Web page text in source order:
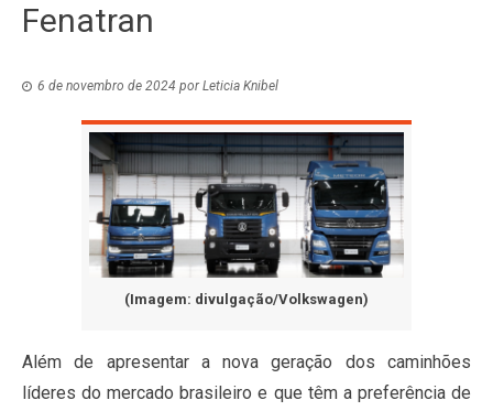
Fenatran
6 de novembro de 2024 porLeticia Knibel
(Imagem: divulgação/Volkswagen)
Além de apresentar a nova geração dos caminhões
líderes do mercado brasileiro e que têm a preferência de